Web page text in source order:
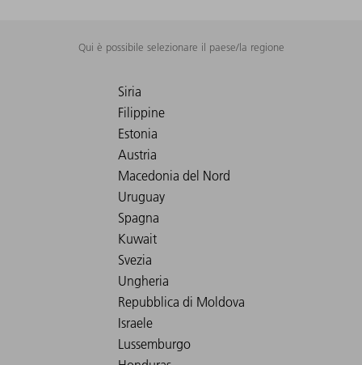
Qui è possibile selezionare il paese/la regione